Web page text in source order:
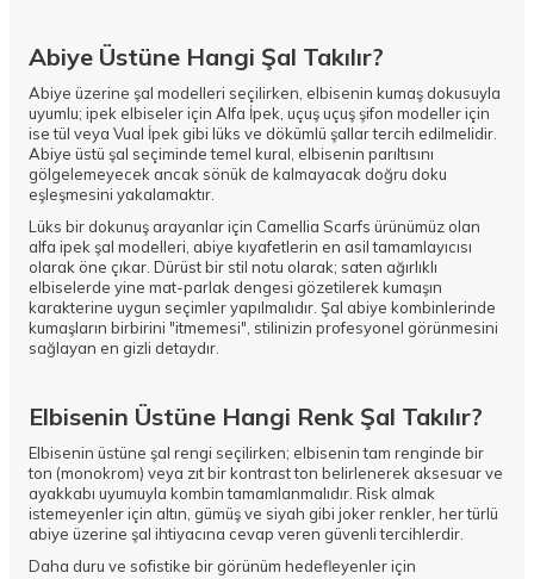
Abiye Üstüne Hangi Şal Takılır?
Abiye üzerine şal modelleri seçilirken, elbisenin kumaş dokusuyla
uyumlu; ipek elbiseler için Alfa İpek, uçuş uçuş şifon modeller için
ise tül veya Vual İpek gibi lüks ve dökümlü şallar tercih edilmelidir.
Abiye üstü şal seçiminde temel kural, elbisenin parıltısını
gölgelemeyecek ancak sönük de kalmayacak doğru doku
eşleşmesini yakalamaktır.
Lüks bir dokunuş arayanlar için Camellia Scarfs ürünümüz olan
alfa ipek şal modelleri, abiye kıyafetlerin en asil tamamlayıcısı
olarak öne çıkar. Dürüst bir stil notu olarak; saten ağırlıklı
elbiselerde yine mat-parlak dengesi gözetilerek kumaşın
karakterine uygun seçimler yapılmalıdır. Şal abiye kombinlerinde
kumaşların birbirini "itmemesi", stilinizin profesyonel görünmesini
sağlayan en gizli detaydır.
Elbisenin Üstüne Hangi Renk Şal Takılır?
Elbisenin üstüne şal rengi seçilirken; elbisenin tam renginde bir
ton (monokrom) veya zıt bir kontrast ton belirlenerek aksesuar ve
ayakkabı uyumuyla kombin tamamlanmalıdır. Risk almak
istemeyenler için altın, gümüş ve siyah gibi joker renkler, her türlü
abiye üzerine şal ihtiyacına cevap veren güvenli tercihlerdir.
Daha duru ve sofistike bir görünüm hedefleyenler için